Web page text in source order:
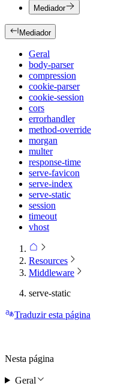
Mediador
Mediador
Geral
body-parser
compression
cookie-parser
cookie-session
cors
errorhandler
method-override
morgan
multer
response-time
serve-favicon
serve-index
serve-static
session
timeout
vhost
Resources
Middleware
serve-static
Traduzir esta página
Nesta página
Geral